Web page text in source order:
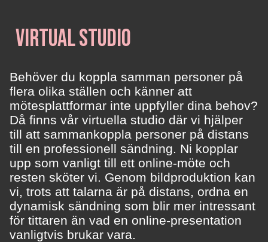
VIRTUAL STUDIO
Behöver du koppla samman personer på
flera olika ställen och känner att
mötesplattformar inte uppfyller dina behov?
Då finns vår virtuella studio där vi hjälper
till att sammankoppla personer på distans
till en professionell sändning. Ni kopplar
upp som vanligt till ett online-möte och
resten sköter vi. Genom bildproduktion kan
vi, trots att talarna är på distans, ordna en
dynamisk sändning som blir mer intressant
för tittaren än vad en online-presentation
vanligtvis brukar vara.